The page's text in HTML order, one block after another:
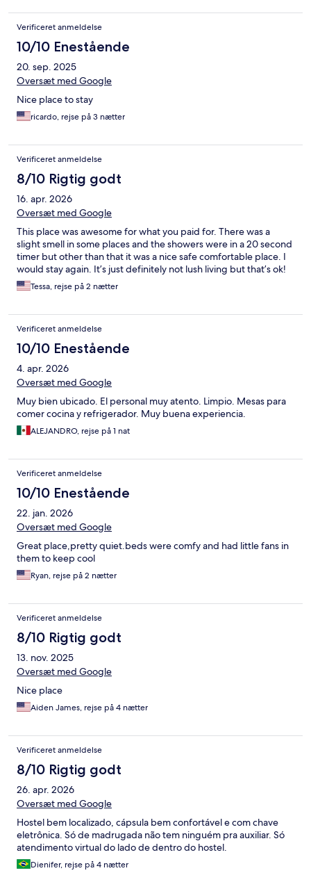
Verificeret anmeldelse
10/10 Enestående
20. sep. 2025
Oversæt med Google
Nice place to stay
ricardo, rejse på 3 nætter
Verificeret anmeldelse
8/10 Rigtig godt
16. apr. 2026
Oversæt med Google
This place was awesome for what you paid for. There was a
slight smell in some places and the showers were in a 20 second
timer but other than that it was a nice safe comfortable place. I
would stay again. It’s just definitely not lush living but that’s ok!
Tessa, rejse på 2 nætter
Verificeret anmeldelse
10/10 Enestående
4. apr. 2026
Oversæt med Google
Muy bien ubicado. El personal muy atento. Limpio. Mesas para
comer cocina y refrigerador. Muy buena experiencia.
ALEJANDRO, rejse på 1 nat
Verificeret anmeldelse
10/10 Enestående
22. jan. 2026
Oversæt med Google
Great place,pretty quiet.beds were comfy and had little fans in
them to keep cool
Ryan, rejse på 2 nætter
Verificeret anmeldelse
8/10 Rigtig godt
13. nov. 2025
Oversæt med Google
Nice place
Aiden James, rejse på 4 nætter
Verificeret anmeldelse
8/10 Rigtig godt
26. apr. 2026
Oversæt med Google
Hostel bem localizado, cápsula bem confortável e com chave
eletrônica. Só de madrugada não tem ninguém pra auxiliar. Só
atendimento virtual do lado de dentro do hostel.
Dienifer, rejse på 4 nætter